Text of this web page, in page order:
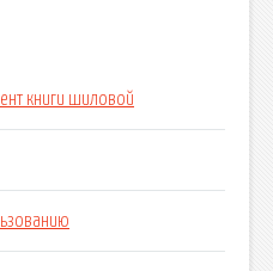
книги шиловой